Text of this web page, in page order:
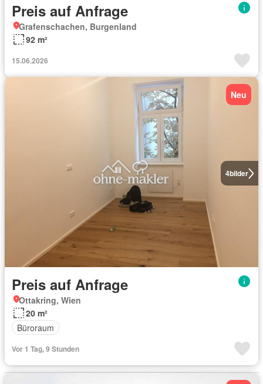
Preis auf Anfrage
Grafenschachen, Burgenland
92 m²
15.06.2026
4bilder
Neu
Preis auf Anfrage
Ottakring, Wien
20 m²
Büroraum
Vor 1 Tag, 9 Stunden